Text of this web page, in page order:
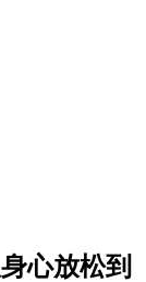
心放松到